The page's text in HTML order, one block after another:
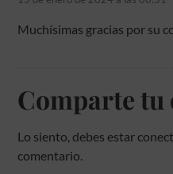
Muchísimas gracias por su
Comparte
Lo siento, debes estar
comentario.